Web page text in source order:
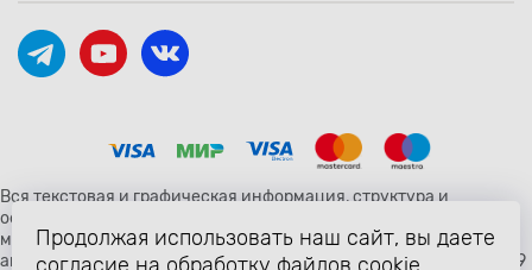
Вся текстовая и графическая информация, структура и
оформление страницы avtozaryad.ru защищены российскими и
международными законами и соглашениями об охране
авторских прав и интеллектуальной собственности (статьи 1259
Продолжая использовать наш сайт, вы даете